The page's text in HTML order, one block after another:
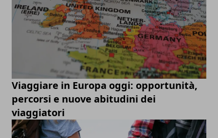
Viaggiare in Europa oggi: opportunità,
percorsi e nuove abitudini dei
viaggiatori